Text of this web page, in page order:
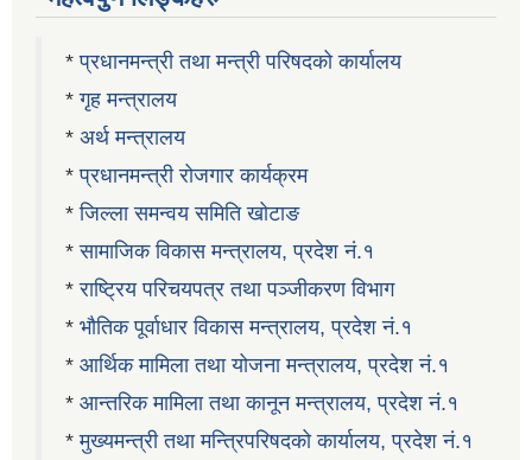
*प्रधानमन्त्री तथा मन्त्री परिषदको कार्यालय
*गृह मन्त्रालय
* अर्थ मन्त्रालय
*प्रधानमन्त्री रोजगार कार्यक्रम
*जिल्ला समन्वय समिति खोटाङ
*सामाजिक विकास मन्त्रालय, प्रदेश नं.१
*राष्ट्रिय परिचयपत्र तथा पञ्जीकरण विभाग
* भौतिक पूर्वाधार विकास मन्त्रालय, प्रदेश नं.१
* आर्थिक मामिला तथा योजना मन्त्रालय, प्रदेश नं.१
* आन्तरिक मामिला तथा कानून मन्त्रालय, प्रदेश नं.१
*मुख्यमन्त्री तथा मन्त्रिपरिषदको कार्यालय, प्रदेश नं.१